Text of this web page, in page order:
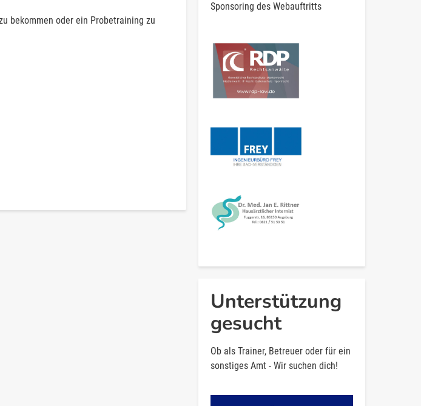
bekommen oder ein Probetraining zu
Sponsoring des Webauftritts
Unterstützung
gesucht
Ob als Trainer, Betreuer oder für ein
sonstiges Amt - Wir suchen dich!